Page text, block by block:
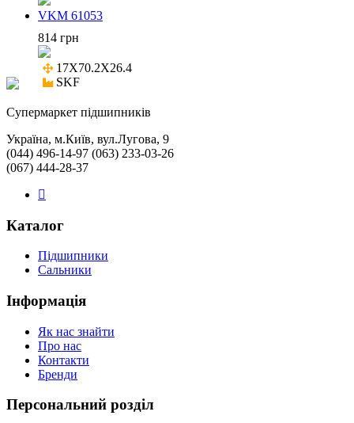
VKM 61053
814 грн
17X70.2X26.4
SKF
Cупермаркет підшипників
Україна, м.Київ, вул.Лугова, 9
(044) 496-14-97 (063) 233-03-26
(067) 444-28-37
Каталог
Підшипники
Сальники
Інформація
Як нас знайти
Про нас
Контакти
Бренди
Персональний розділ